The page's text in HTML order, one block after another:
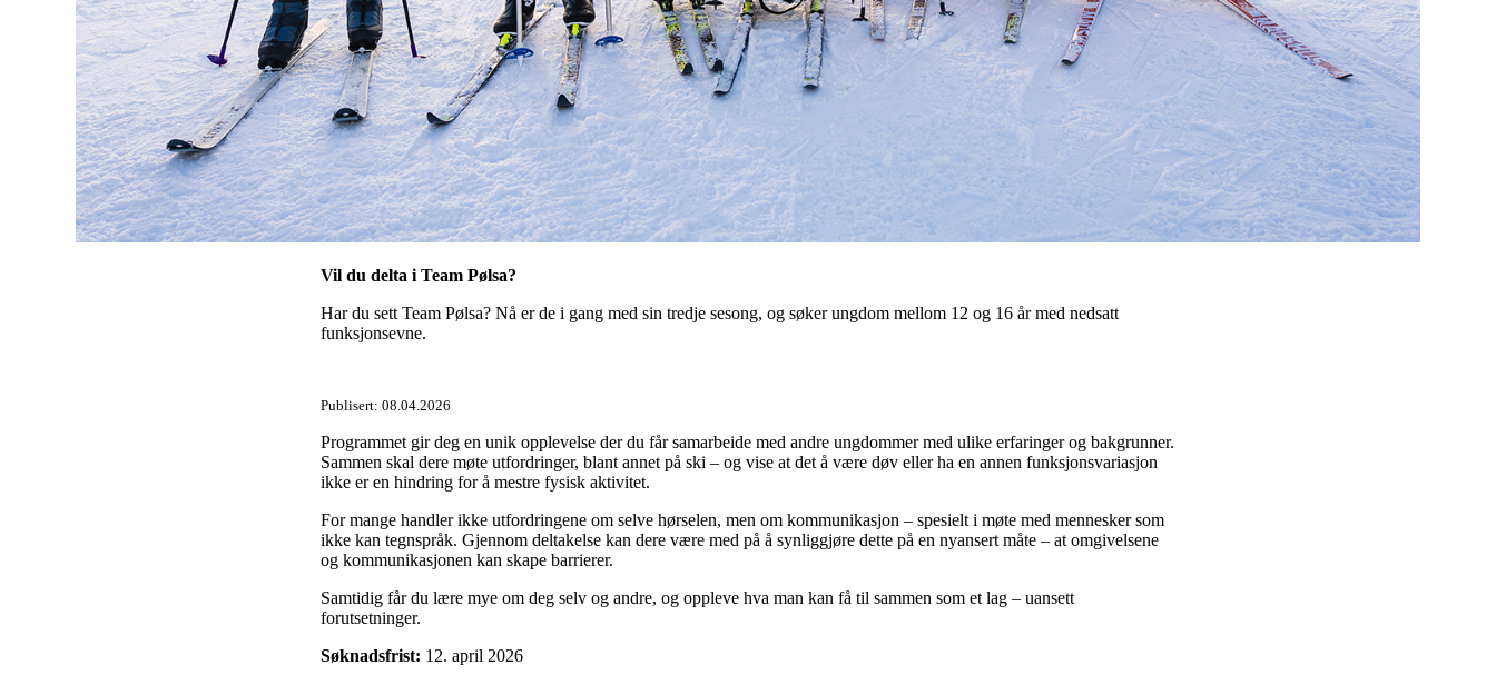
Vil du delta i Team Pølsa?
Har du sett Team Pølsa? Nå er de i gang med sin tredje sesong, og søker ungdom mellom 12 og 16 år med nedsatt
funksjonsevne.
Publisert: 08.04.2026
Programmet gir deg en unik opplevelse der du får samarbeide med andre ungdommer med ulike erfaringer og bakgrunner.
Sammen skal dere møte utfordringer, blant annet på ski – og vise at det å være døv eller ha en annen funksjonsvariasjon
ikke er en hindring for å mestre fysisk aktivitet.
For mange handler ikke utfordringene om selve hørselen, men om kommunikasjon – spesielt i møte med mennesker som
ikke kan tegnspråk. Gjennom deltakelse kan dere være med på å synliggjøre dette på en nyansert måte – at omgivelsene
og kommunikasjonen kan skape barrierer.
Samtidig får du lære mye om deg selv og andre, og oppleve hva man kan få til sammen som et lag – uansett
forutsetninger.
Søknadsfrist: 12. april 2026